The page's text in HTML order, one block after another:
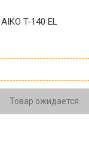
T-140 EL
Товар ожидается